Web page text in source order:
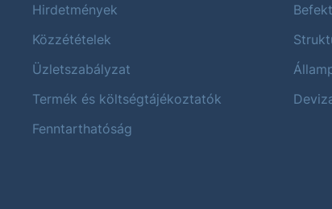
Hirdetmények
Közzétételek
Üzletszabályzat
Termék és költségtájékoztatók
Fenntarthatóság